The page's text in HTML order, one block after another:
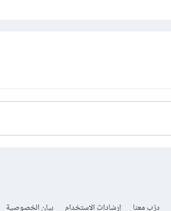
درّب معنا إرشادات الاستخدام بيان الخصوصية